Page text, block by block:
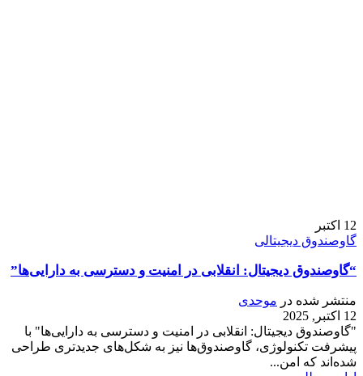
12 اکتبر
گاوصندوق دیجیتالی
“گاوصندوق دیجیتال: انقلابی در امنیت و دسترسی به دارایی‌ها”
منتشر شده در موحدی
12 اکتبر, 2025
"گاوصندوق دیجیتال: انقلابی در امنیت و دسترسی به دارایی‌ها" با
پیشرفت تکنولوژی، گاوصندوق‌ها نیز به شکل‌های جدیدتری طراحی
شده‌اند که امن...